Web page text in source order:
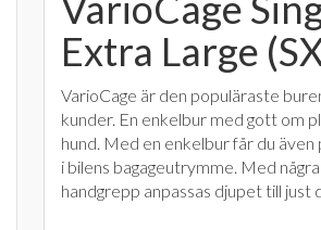
Extra Large
VarioCage är den populäraste
kunder. En enkelbur med gott om
hund. Med en enkelbur får du
i bilens bagageutrymme. Med
handgrepp anpassas djupet till just